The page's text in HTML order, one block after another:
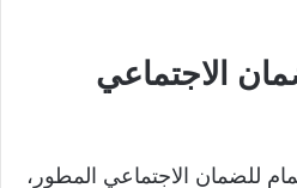
الاجتماعي
للضمان الاجتماعي المطور،